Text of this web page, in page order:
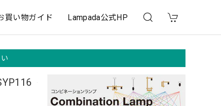
買い物ガイド Lampada公式HP